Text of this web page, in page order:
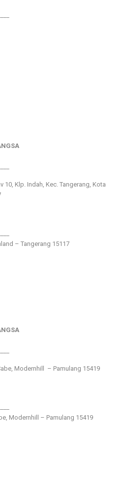
10, Klp. Indah, Kec. Tangerang, Kota
– Tangerang 15117
Modernhill – Pamulang 15419
Modernhill – Pamulang 15419